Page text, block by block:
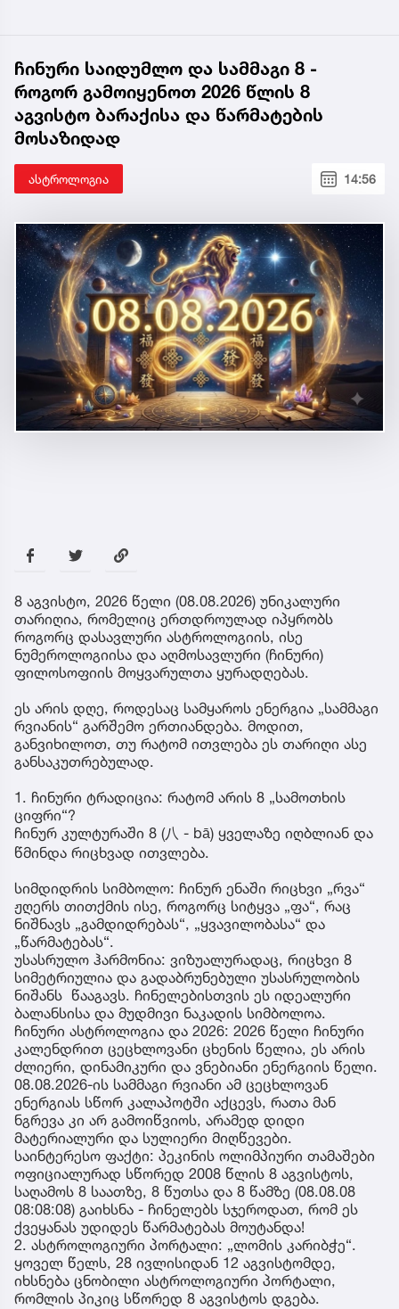
ჩინური საიდუმლო და სამმაგი 8 -
როგორ გამოიყენოთ 2026 წლის 8
აგვისტო ბარაქისა და წარმატების
მოსაზიდად
ასტროლოგია 14:56
8 აგვისტო, 2026 წელი (08.08.2026) უნიკალური
თარიღია, რომელიც ერთდროულად იპყრობს
როგორც დასავლური ასტროლოგიის, ისე
ნუმეროლოგიისა და აღმოსავლური (ჩინური)
ფილოსოფიის მოყვარულთა ყურადღებას.
ეს არის დღე, როდესაც სამყაროს ენერგია „სამმაგი
რვიანის“ გარშემო ერთიანდება. მოდით,
განვიხილოთ, თუ რატომ ითვლება ეს თარიღი ასე
განსაკუთრებულად.
1. ჩინური ტრადიცია: რატომ არის 8 „სამოთხის
ციფრი“?
ჩინურ კულტურაში 8 (八 - bā) ყველაზე იღბლიან და
წმინდა რიცხვად ითვლება.
სიმდიდრის სიმბოლო: ჩინურ ენაში რიცხვი „რვა“
ჟღერს თითქმის ისე, როგორც სიტყვა „ფა“, რაც
ნიშნავს „გამდიდრებას“, „ყვავილობასა“ და
„წარმატებას“.
უსასრულო ჰარმონია: ვიზუალურადაც, რიცხვი 8
სიმეტრიულია და გადაბრუნებული უსასრულობის
ნიშანს წააგავს. ჩინელებისთვის ეს იდეალური
ბალანსისა და მუდმივი ნაკადის სიმბოლოა.
ჩინური ასტროლოგია და 2026: 2026 წელი ჩინური
კალენდრით ცეცხლოვანი ცხენის წელია, ეს არის
ძლიერი, დინამიკური და ვნებიანი ენერგიის წელი.
08.08.2026-ის სამმაგი რვიანი ამ ცეცხლოვან
ენერგიას სწორ კალაპოტში აქცევს, რათა მან
ნგრევა კი არ გამოიწვიოს, არამედ დიდი
მატერიალური და სულიერი მიღწევები.
საინტერესო ფაქტი: პეკინის ოლიმპიური თამაშები
ოფიციალურად სწორედ 2008 წლის 8 აგვისტოს,
საღამოს 8 საათზე, 8 წუთსა და 8 წამზე (08.08.08
08:08:08) გაიხსნა - ჩინელებს სჯეროდათ, რომ ეს
ქვეყანას უდიდეს წარმატებას მოუტანდა!
2. ასტროლოგიური პორტალი: „ლომის კარიბჭე“.
ყოველ წელს, 28 ივლისიდან 12 აგვისტომდე,
იხსნება ცნობილი ასტროლოგიური პორტალი,
რომლის პიკიც სწორედ 8 აგვისტოს დგება.